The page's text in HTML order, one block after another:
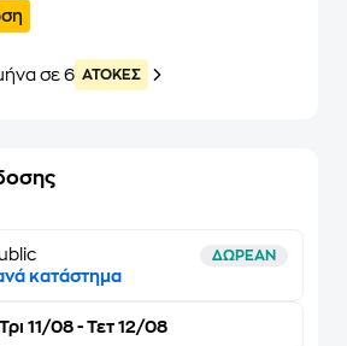
σε 6 ATOKEΣ
ΔΩΡΕΑΝ
κατάστημα
Τρι 11/08 - Τετ 12/08